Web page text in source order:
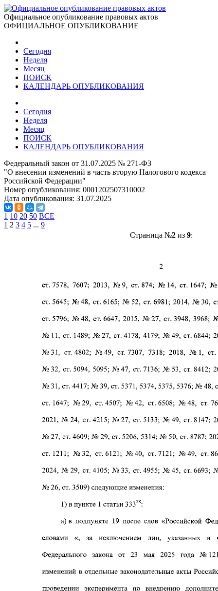
Официальное опубликование правовых актов
ОФИЦИАЛЬНОЕ ОПУБЛИКОВАНИЕ
Сегодня
Неделя
Месяц
ПОИСК
КАЛЕНДАРЬ ОПУБЛИКОВАНИЯ
Сегодня
Неделя
Месяц
ПОИСК
КАЛЕНДАРЬ ОПУБЛИКОВАНИЯ
Федеральный закон от 31.07.2025 № 271-ФЗ
"О внесении изменений в часть вторую Налогового кодекса
Российской Федерации"
Номер опубликования: 0001202507310002
Дата опубликования: 31.07.2025
1 10 20 50 ВСЕ
1 2 3 4 5 ... 9
Страница №2из 9: